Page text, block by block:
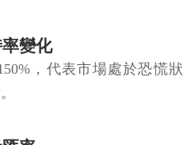
變化
，代表市場處於恐慌狀